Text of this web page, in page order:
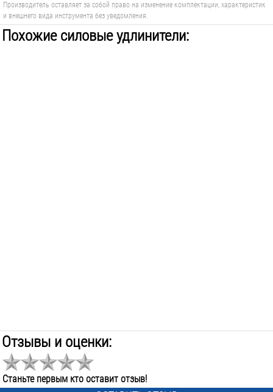
Производитель оставляет за собой право на изменение комплектации, характеристик
и внешнего вида инструмента без уведомления.
Похожие силовые удлинители:
Отзывы и оценки:
Станьте первым кто оставит отзыв!